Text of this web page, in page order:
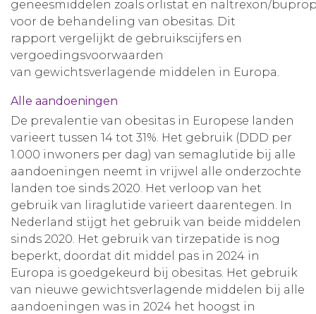
geneesmiddelen zoals orlistat en naltrexon/
voor de behandeling van obesitas. Dit
rapport vergelijkt de gebruikscijfers en
vergoedingsvoorwaarden
van gewichtsverlagende middelen in Europa.
Alle aandoeningen
De prevalentie van obesitas in Europese landen
varieert tussen 14 tot 31%. Het gebruik (DDD per
1.000 inwoners per dag) van semaglutide bij alle
aandoeningen neemt in vrijwel alle onderzochte
landen toe sinds 2020. Het verloop van het
gebruik van liraglutide varieert daarentegen. In
Nederland stijgt het gebruik van beide middelen
sinds 2020. Het gebruik van tirzepatide is nog
beperkt, doordat dit middel pas in 2024 in
Europa is goedgekeurd bij obesitas. Het gebruik
van nieuwe gewichtsverlagende middelen bij alle
aandoeningen was in 2024 het hoogst in